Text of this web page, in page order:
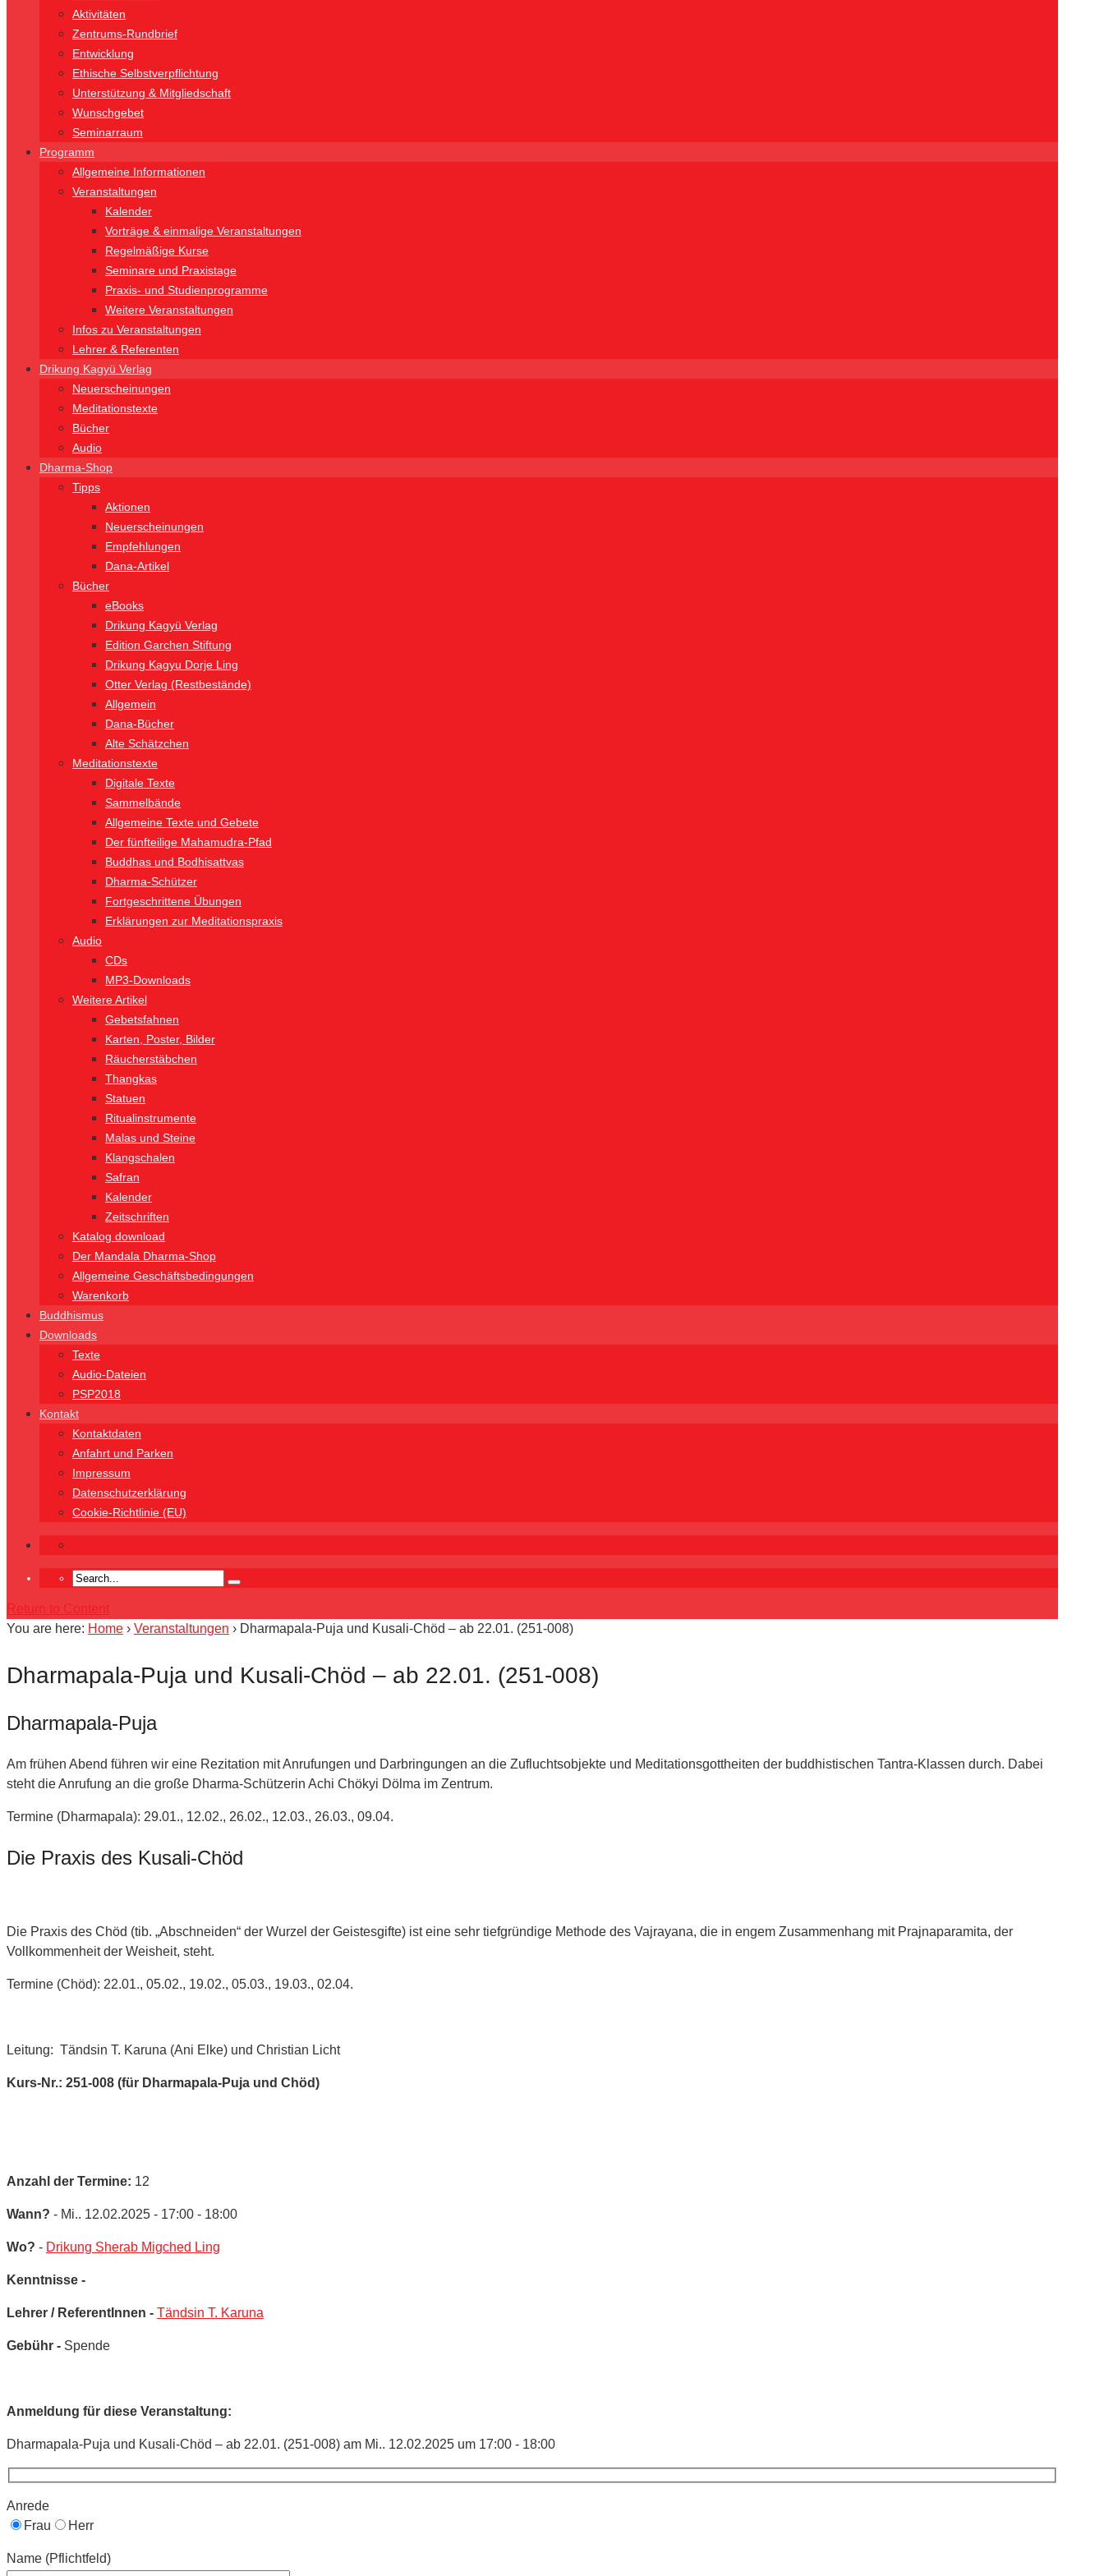
Aktivitäten
Zentrums-Rundbrief
Entwicklung
Ethische Selbstverpflichtung
Unterstützung & Mitgliedschaft
Wunschgebet
Seminarraum
Programm
Allgemeine Informationen
Veranstaltungen
Kalender
Vorträge & einmalige Veranstaltungen
Regelmäßige Kurse
Seminare und Praxistage
Praxis- und Studienprogramme
Weitere Veranstaltungen
Infos zu Veranstaltungen
Lehrer & Referenten
Drikung Kagyü Verlag
Neuerscheinungen
Meditationstexte
Bücher
Audio
Dharma-Shop
Tipps
Aktionen
Neuerscheinungen
Empfehlungen
Dana-Artikel
Bücher
eBooks
Drikung Kagyü Verlag
Edition Garchen Stiftung
Drikung Kagyu Dorje Ling
Otter Verlag (Restbestände)
Allgemein
Dana-Bücher
Alte Schätzchen
Meditationstexte
Digitale Texte
Sammelbände
Allgemeine Texte und Gebete
Der fünfteilige Mahamudra-Pfad
Buddhas und Bodhisattvas
Dharma-Schützer
Fortgeschrittene Übungen
Erklärungen zur Meditationspraxis
Audio
CDs
MP3-Downloads
Weitere Artikel
Gebetsfahnen
Karten, Poster, Bilder
Räucherstäbchen
Thangkas
Statuen
Ritualinstrumente
Malas und Steine
Klangschalen
Safran
Kalender
Zeitschriften
Katalog download
Der Mandala Dharma-Shop
Allgemeine Geschäftsbedingungen
Warenkorb
Buddhismus
Downloads
Texte
Audio-Dateien
PSP2018
Kontakt
Kontaktdaten
Anfahrt und Parken
Impressum
Datenschutzerklärung
Cookie-Richtlinie (EU)
Return to Content
You are here: Home › Veranstaltungen › Dharmapala-Puja und Kusali-Chöd – ab 22.01. (251-008)
Dharmapala-Puja und Kusali-Chöd – ab 22.01. (251-008)
Dharmapala-Puja
Am frühen Abend führen wir eine Rezitation mit Anrufungen und Darbringungen an die Zufluchtsobjekte und Meditationsgottheiten der buddhistischen Tantra-Klassen durch. Dabei
steht die Anrufung an die große Dharma-Schützerin Achi Chökyi Dölma im Zentrum.
Termine (Dharmapala): 29.01., 12.02., 26.02., 12.03., 26.03., 09.04.
Die Praxis des Kusali-Chöd
Die Praxis des Chöd (tib. „Abschneiden“ der Wurzel der Geistesgifte) ist eine sehr tiefgründige Methode des Vajrayana, die in engem Zusammenhang mit Prajnaparamita, der
Vollkommenheit der Weisheit, steht.
Termine (Chöd): 22.01., 05.02., 19.02., 05.03., 19.03., 02.04.
Leitung: Tändsin T. Karuna (Ani Elke) und Christian Licht
Kurs-Nr.: 251-008 (für Dharmapala-Puja und Chöd)
Anzahl der Termine: 12
Wann? - Mi.. 12.02.2025 - 17:00 - 18:00
Wo? - Drikung Sherab Migched Ling
Kenntnisse -
Lehrer / ReferentInnen - Tändsin T. Karuna
Gebühr - Spende
Anmeldung für diese Veranstaltung:
Dharmapala-Puja und Kusali-Chöd – ab 22.01. (251-008) am Mi.. 12.02.2025 um 17:00 - 18:00
Anrede
Frau
Herr
Name (Pflichtfeld)